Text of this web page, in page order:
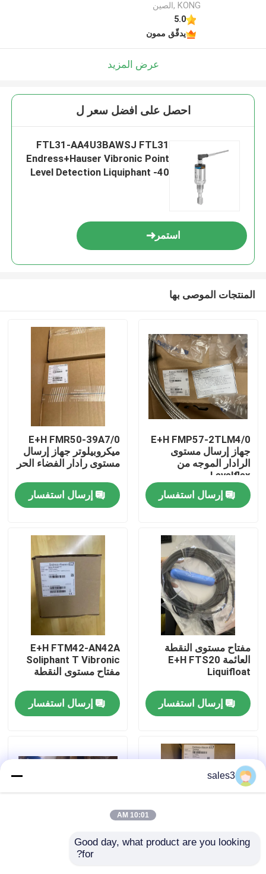
المنتجات
حولنا
جولة في المصنع
اتصل بنا
أخبار
اطلب اقتباس
News
KONG ,الصين
5.0
يدقّق ممون
عرض المزيد
احصل على افضل سعر ل
FTL31-AA4U3BAWSJ FTL31
Endress+Hauser Vibronic Point
Level Detection Liquiphant -40
استمر
المنتجات الموصى بها
E+H FMP57-2TLM4/0
جهاز إرسال مستوى
الرادار الموجه من
Levelflex
إرسال استفسار
E+H FMR50-39A7/0
ميكروبيلوتر جهاز إرسال
مستوى رادار الفضاء الحر
إرسال استفسار
مفتاح مستوى النقطة
العائمة E+H FTS20
Liquifloat
إرسال استفسار
E+H FTM42-AN42A
Soliphant T Vibronic
مفتاح مستوى النقطة
إرسال استفسار
E+H TA30A-1KQ6/0
sales3
10:01 AM
Good day, what product are you looking
for?